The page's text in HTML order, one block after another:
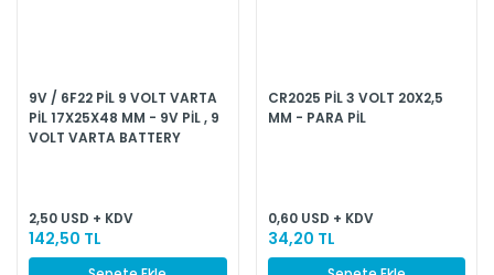
9V / 6F22 PİL 9 VOLT VARTA
PİL 17X25X48 MM - 9V PİL , 9
VOLT VARTA BATTERY
2,50 USD + KDV
142,50 TL
CR2025 PİL 3 VOLT 20X2,5
MM - PARA PİL
0,60 USD + KDV
34,20 TL